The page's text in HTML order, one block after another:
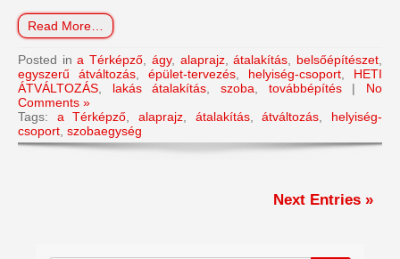
Read More…
Posted ina Térképző, ágy, alaprajz,átalakítás, belsőépítészet,
egyszerű átváltozás, épület-tervezés, helyiség-csoport, HETI
ÁTVÁLTOZÁS, lakás átalakítás,szoba, továbbépítés| No
Comments »
Tags: a Térképző,alaprajz, átalakítás,átváltozás, helyiség-
csoport, szobaegység
Next Entries »